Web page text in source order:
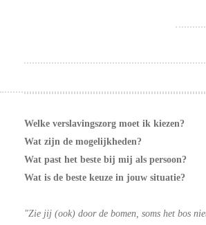
Welke verslavingszorg moet ik kiezen?
Wat zijn de mogelijkheden?
Wat past het beste bij mij als persoon?
Wat is de beste keuze in jouw situatie?
"Zie jij (ook) door de bomen, soms het bos